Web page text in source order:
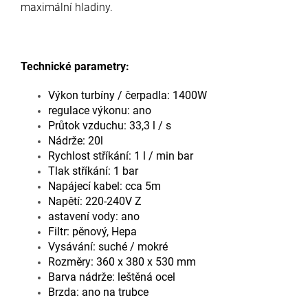
maximální hladiny.
Technické parametry:
Výkon turbíny / čerpadla: 1400W
regulace výkonu: ano
Průtok vzduchu: 33,3 l / s
Nádrže: 20l
Rychlost stříkání: 1 l / min bar
Tlak stříkání: 1 bar
Napájecí kabel: cca 5m
Napětí: 220-240V Z
astavení vody: ano
Filtr: pěnový, Hepa
Vysávání: suché / mokré
Rozměry: 360 x 380 x 530 mm
Barva nádrže: leštěná ocel
Brzda: ano na trubce